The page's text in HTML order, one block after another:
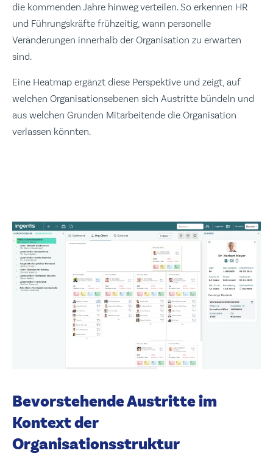
die kommenden Jahre hinweg verteilen. So erkennen HR
und Führungskräfte frühzeitig, wann personelle
Veränderungen innerhalb der Organisation zu erwarten
sind.
Eine Heatmap ergänzt diese Perspektive und zeigt, auf
welchen Organisationsebenen sich Austritte bündeln und
aus welchen Gründen Mitarbeitende die Organisation
verlassen könnten.
Bevorstehende Austritte im
Kontext der
Organisationsstruktur